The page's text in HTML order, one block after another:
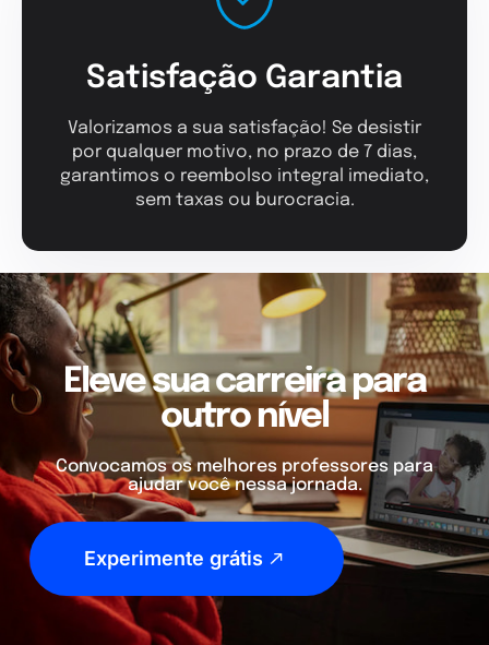
Satisfação Garantia
Valorizamos a sua satisfação! Se desistir
por qualquer motivo, no prazo de 7 dias,
garantimos o reembolso integral imediato,
sem taxas ou burocracia.
Eleve sua carreira para
outro nível
Convocamos os melhores professores para
ajudar você nessa jornada.
Experimente grátis